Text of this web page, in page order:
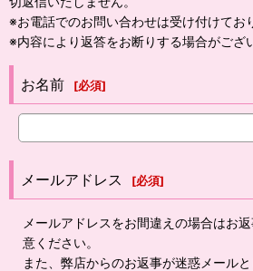
※お電話でのお問い合わせは受け付けてお
※内容により返答をお断りする場合がござ
お名前 [必須]
メールアドレス [必須]
メールアドレスをお間違えの場合はお
意ください。
また、弊店からのお返事が迷惑メール